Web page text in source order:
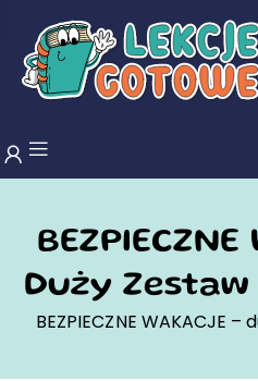
Duży
BEZPIECZNE WAKACJE